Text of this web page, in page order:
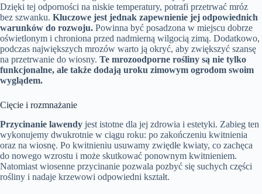
Dzięki tej odporności na niskie temperatury, potrafi przetrwać mróz
bez szwanku. Kluczowe jest jednak zapewnienie jej odpowiednich
warunków do rozwoju. Powinna być posadzona w miejscu dobrze
oświetlonym i chroniona przed nadmierną wilgocią zimą. Dodatkowo,
podczas największych mrozów warto ją okryć, aby zwiększyć szansę
na przetrwanie do wiosny. Te mrozoodporne rośliny są nie tylko
funkcjonalne, ale także dodają uroku zimowym ogrodom swoim
wyglądem.
Cięcie i rozmnażanie
Przycinanie lawendy jest istotne dla jej zdrowia i estetyki. Zabieg ten
wykonujemy dwukrotnie w ciągu roku: po zakończeniu kwitnienia
oraz na wiosnę. Po kwitnieniu usuwamy zwiędłe kwiaty, co zachęca
do nowego wzrostu i może skutkować ponownym kwitnieniem.
Natomiast wiosenne przycinanie pozwala pozbyć się suchych części
rośliny i nadaje krzewowi odpowiedni kształt.